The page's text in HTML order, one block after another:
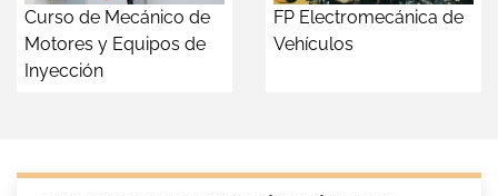
Curso de Mecánico de
Motores y Equipos de
Inyección
FP Electromecánica de
Vehículos